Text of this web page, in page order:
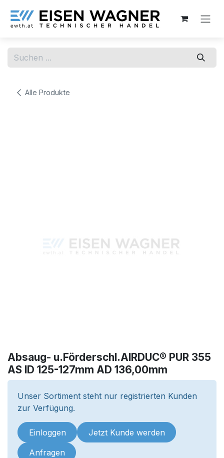
Alle Produkte
Absaug- u.Förderschl.AIRDUC® PUR 355
AS ID 125-127mm AD 136,00mm
Unser Sortiment steht nur registrierten Kunden
zur Verfügung.
Einloggen Jetzt Kunde werden
Anfragen